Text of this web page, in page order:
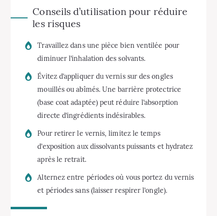
Conseils d’utilisation pour réduire
les risques
Travaillez dans une pièce bien ventilée pour
diminuer l’inhalation des solvants.
Évitez d’appliquer du vernis sur des ongles
mouillés ou abîmés. Une barrière protectrice
(base coat adaptée) peut réduire l’absorption
directe d’ingrédients indésirables.
Pour retirer le vernis, limitez le temps
d’exposition aux dissolvants puissants et hydratez
après le retrait.
Alternez entre périodes où vous portez du vernis
et périodes sans (laisser respirer l’ongle).